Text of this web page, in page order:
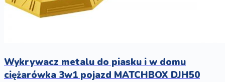
Wykrywacz metalu do piasku i w domu
ciężarówka 3w1 pojazd MATCHBOX DJH50